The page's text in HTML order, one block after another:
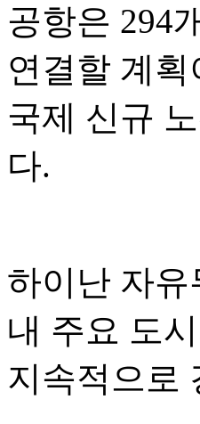
공항은 294
연결할 계
국제 신규
다.
하이난 자
내 주요 도
지속적으로